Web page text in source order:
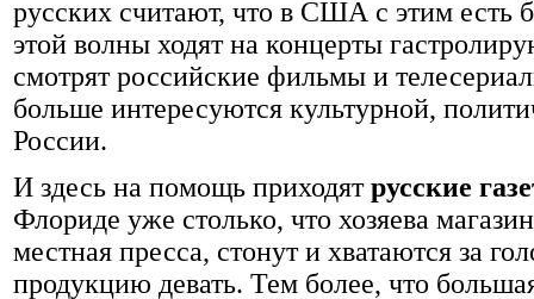
русских считают, что в США с этим
этой волны ходят на концерты
смотрят российские фильмы и
больше интересуются культурной,
России.
И здесь на помощь приходятрусские
Флориде уже столько, что хозяева
местная пресса, стонут и хватаются за
продукцию девать. Тем более, что